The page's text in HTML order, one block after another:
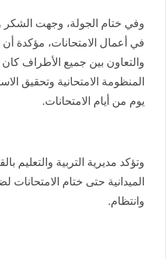
وفي ختام الجولة، وجهت الشكر
في أعمال الامتحانات، مؤكدة
والتعاون بين جميع الأطراف كان
المنظومة الامتحانية وتحقيق
يوم من أيام الامتحانات.
وتؤكد مديرية التربية والتعليم
الميدانية حتى ختام
وانتظام.